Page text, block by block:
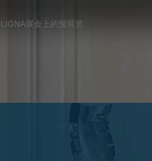
français
展会上的预展览